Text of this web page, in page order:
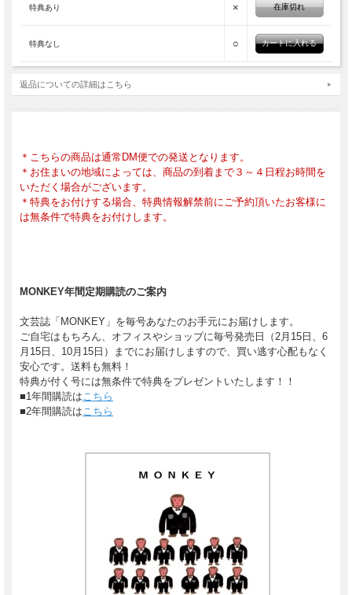
特典あり × 在庫切れ
特典なし ○
返品についての詳細はこちら
＊こちらの商品は通常DM便での発送となります。
＊お住まいの地域によっては、商品の到着まで３～４日程お時間を
いただく場合がございます。
＊特典をお付けする場合、特典情報解禁前にご予約頂いたお客様に
は無条件で特典をお付けします。
MONKEY年間定期購読のご案内
文芸誌「MONKEY」を毎号あなたのお手元にお届けします。
ご自宅はもちろん、オフィスやショップに毎号発売日（2月15日、6
月15日、10月15日）までにお届けしますので、買い逃す心配もなく
安心です。送料も無料！
特典が付く号には無条件で特典をプレゼントいたします！！
■1年間購読は こちら
■2年間購読は こちら